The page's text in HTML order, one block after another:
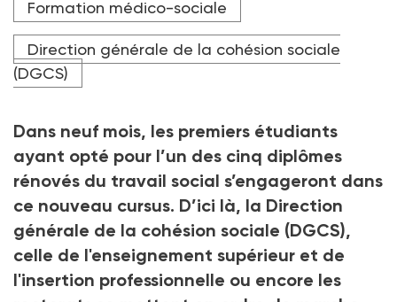
dans leur version rénovée sur Parcoursup depuis le 19
septembre.
Crédit photo Armandine Penna
Formation médico-sociale
Direction générale de la cohésion sociale
(DGCS)
Dans neuf mois, les premiers étudiants
ayant opté pour l’un des cinq diplômes
rénovés du travail social s’engageront dans
ce nouveau cursus. D’ici là, la Direction
générale de la cohésion sociale (DGCS),
celle de l'enseignement supérieur et de
l'insertion professionnelle ou encore les